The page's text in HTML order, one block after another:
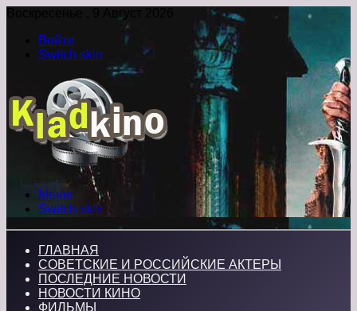
Воскресенье , 9 Август 2026
Войти
Switch skin
Меню
Switch skin
ГЛАВНАЯ
СОВЕТСКИЕ И РОССИЙСКИЕ АКТЕРЫ
ПОСЛЕДНИЕ НОВОСТИ
НОВОСТИ КИНО
ФИЛЬМЫ